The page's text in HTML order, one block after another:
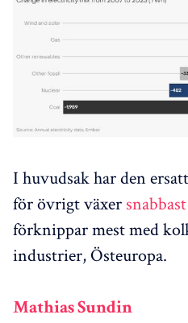
I huvudsak har den
för övrigt växer snabbast
förknippar mest med
industrier, Östeuropa.
Mathias Sundin